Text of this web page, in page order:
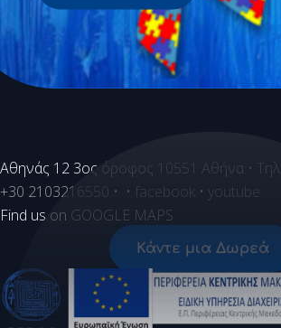
Aθηνάς 12 3ος όροφος 10551 Αθήνα • Τηλ.
+30 2103216550 • • facebook • youtube
Find us on GOOGLE MAPS
Κάντε μια Δωρεά